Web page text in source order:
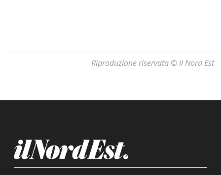
Riproduzione riservata © il Nord Est